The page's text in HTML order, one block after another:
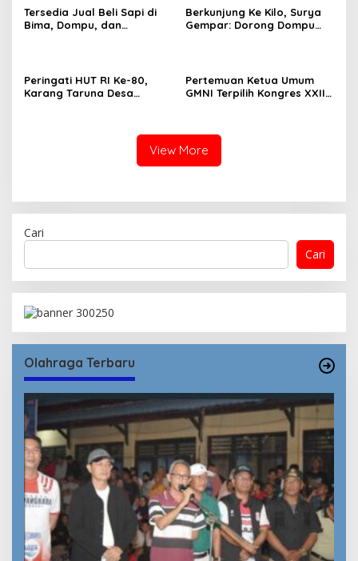
RI ke-80 .
Tersedia Jual Beli Sapi di
Bima, Dompu, dan
Berkunjung Ke Kilo, Surya
Gempar: Dorong Dompu
Peringati HUT RI Ke-80,
Karang Taruna Desa
Pertemuan Ketua Umum
GMNI Terpilih Kongres XXII
Persatuan
View More
Cari
Cari
Olahraga Terbaru